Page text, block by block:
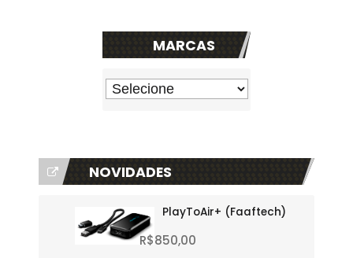
MARCAS
NOVIDADES
PlayToAir+ (Faaftech)
R$850,00